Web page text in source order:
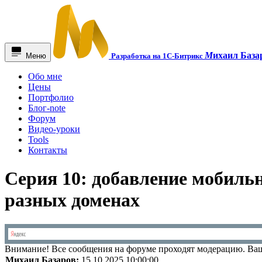
Меню Разработка на 1С-БитриксМихаил
Обо мне
Цены
Портфолио
Блог-note
Форум
Видео-уроки
Tools
Контакты
Серия 10: добавление
разных доменах
Внимание! Все сообщения на форуме проходят модерацию.
Михаил Базаров: 15.10.2025 10:00:00